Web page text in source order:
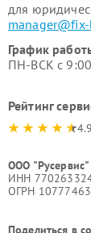
для
График
ПН-ВСК с
Рейтинг
ООО "Русервис"
ИНН
ОГРН
Поделиться в